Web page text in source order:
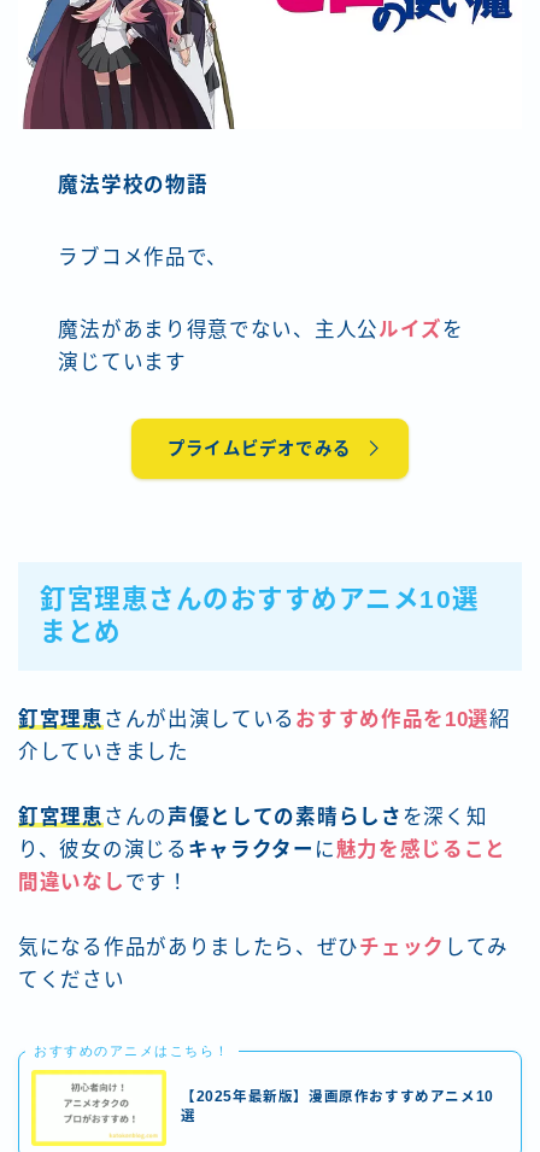
魔法学校の物語
ラブコメ作品で、
魔法があまり得意でない、主人公ルイズを
演じています
プライムビデオでみる
釘宮理恵さんのおすすめアニメ10選
まとめ
釘宮理恵 さんが出演している おすすめ作品を10選紹
介していきました
釘宮理恵 さんの 声優としての素晴らしさ を深く知
り、彼女の演じる キャラクター に 魅力を感じること
間違いなし です！
気になる作品がありましたら、ぜひチェック してみ
てください
おすすめのアニメはこちら！
【2025年最新版】漫画原作おすすめアニメ10
選